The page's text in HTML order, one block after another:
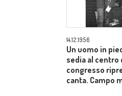
14.12.1956
Un uomo in
sedia al centro
congresso
canta. Campo